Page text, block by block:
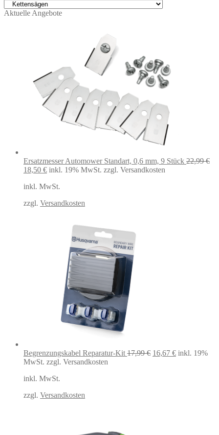
Aktuelle Angebote
Ersatzmesser Automower Standart, 0,6 mm, 9 Stück 22,99€
Ursprünglicher
war:
18,50 €Aktueller
ist:
inkl. 19% MwSt. zzgl. Versandkosten
inkl. MwSt.
zzgl. Versandkosten
Begrenzungskabel Reparatur-Kit 17,99€ Ursprünglicher
16,67 €Aktueller
inkl. 19%
MwSt. zzgl. Versandkosten
inkl. MwSt.
zzgl. Versandkosten